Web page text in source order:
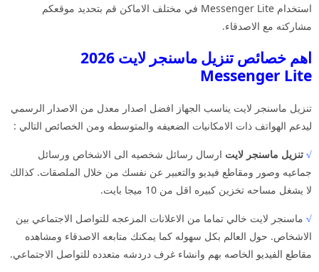
استخدام Messenger Lite في مختلف الاماكن قم بتحديد موقعكم
مشاركته مع الاصدقاء.
اهم خصائص تنزيل ماسنجر لايت 2026
Messenger Lite
تنزيل ماسنجر لايت يناسب الجهاز افضل اصدار معدل من الاصدار الرسمي
ليدعم الهواتف ذات الامكانيات الضعيفه والمتوسطه ومن الخصائص التالي :
√ تنزيل ماسنجر لايت ارسال رسائل شخصيه الى الاشخاص ورسائل
جماعيه وصور ومقاطع فيديو والتعبير عن نفسك من خلال الملصقات. كذالك
لا يشغل مساحه تخزين كبيره اقل من 10 ميجا بايت.
√ ماسنجر لايت خالي تماما من الاعلانات المزعجه للتواصل الاجتماعي بين
الاشخاص. حول العالم بكل سهوله كما يمكنك متابعه الاصدقاء ومشاهده
مقاطع الفيديو الخاصه بهم وانشاء غرف دردشه متعدده للتواصل الاجتماعي.